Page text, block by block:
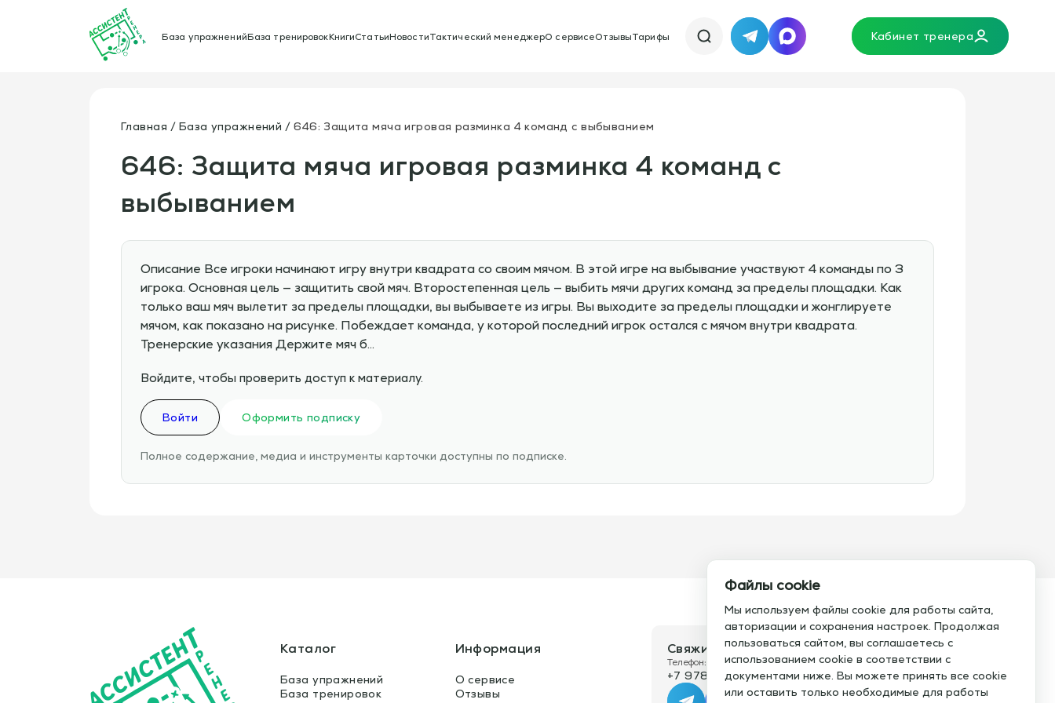
База упражненийБаза тренировокКнигиСтатьиНовостиТактический менеджерО сервисеОтзывыТарифы TelegramMAX Кабинет тренера
Главная База упражнений 646: Защита мяча игровая разминка 4 команд с выбыванием
646: Защита мяча игровая разминка 4 команд с
выбыванием
Описание Все игроки начинают игру внутри квадрата со своим мячом. В этой игре на выбывание участвуют 4 команды по 3
игрока. Основная цель — защитить свой мяч. Второстепенная цель — выбить мячи других команд за пределы площадки. Как
только ваш мяч вылетит за пределы площадки, вы выбываете из игры. Вы выходите за пределы площадки и жонглируете
мячом, как показано на рисунке. Побеждает команда, у которой последний игрок остался с мячом внутри квадрата.
Тренерские указания Держите мяч б…
Войдите, чтобы проверить доступ к материалу.
Войти Оформить подписку
Полное содержание, медиа и инструменты карточки доступны по подписке.
Каталог
База упражнений
База тренировок
Информация
О сервисе
Отзывы
Свяжитесь с нами
Телефон:
+7 978 793 21 93
Электронная почта:
info@assistent-trenera.ru
Файлы cookie
Мы используем файлы cookie для работы сайта,
авторизации и сохранения настроек. Продолжая
пользоваться сайтом, вы соглашаетесь с
использованием cookie в соответствии с
документами ниже. Вы можете принять все cookie
или оставить только необходимые для работы